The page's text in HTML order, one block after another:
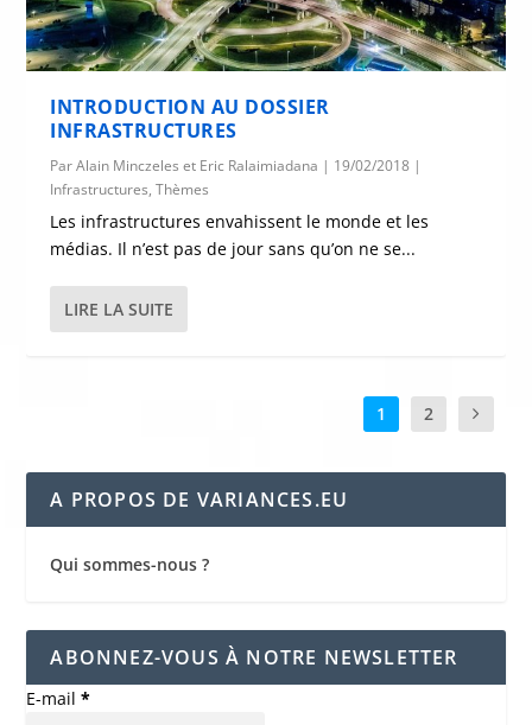
INTRODUCTION AU DOSSIER
INFRASTRUCTURES
ParAlain Minczeles et Eric Ralaimiadana | 19/02/2018 |
Infrastructures,Thèmes
Les infrastructures envahissent le monde et les
médias. Il n’est pas de jour sans qu’on ne se...
LIRE LA SUITE
1 2
A PROPOS DE VARIANCES.EU
Qui sommes-nous ?
ABONNEZ-VOUS À NOTRE NEWSLETTER
E-mail*